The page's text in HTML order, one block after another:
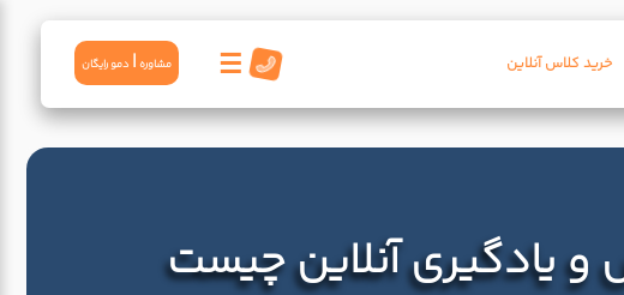
خرید کلاس آنلاین مشاوره | دمو رايگان ☰